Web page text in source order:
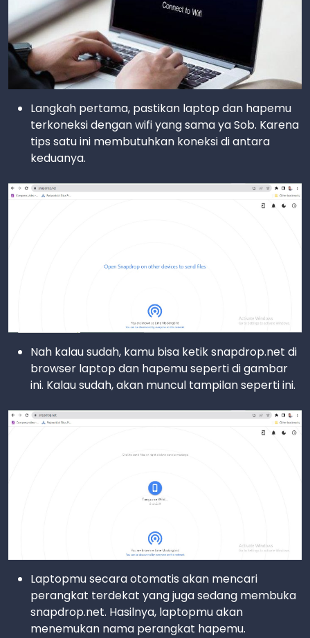
Langkah pertama, pastikan laptop dan hapemu
terkoneksi dengan wifi yang sama ya Sob. Karena
tips satu ini membutuhkan koneksi di antara
keduanya.
Nah kalau sudah, kamu bisa ketik snapdrop.net di
browser laptop dan hapemu seperti di gambar
ini. Kalau sudah, akan muncul tampilan seperti ini.
Laptopmu secara otomatis akan mencari
perangkat terdekat yang juga sedang membuka
snapdrop.net. Hasilnya, laptopmu akan
menemukan nama perangkat hapemu.